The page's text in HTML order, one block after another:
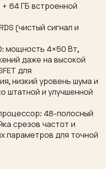
64 ГБ встроенной
(чистый сигнал и
мощность 4×50 Вт,
даже на высокой
для
низкий уровень шума и
штатной и улучшенной
48-полосный
срезов частот и
параметров для точной